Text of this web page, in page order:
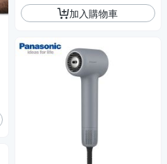
加入購物車